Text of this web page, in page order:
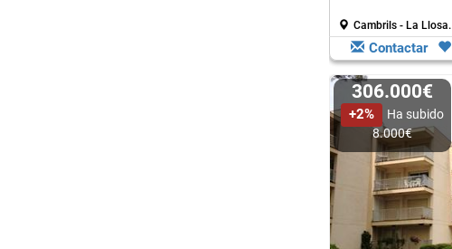
Cambrils - La Llosa.
Contactar
306.000€
+2%
Ha subido
8.000€